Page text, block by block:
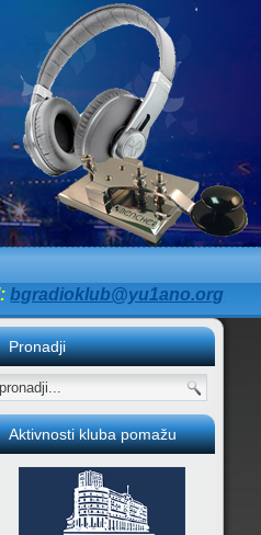
bgradioklub@yu1ano.org
Pronadji
Aktivnosti kluba pomažu